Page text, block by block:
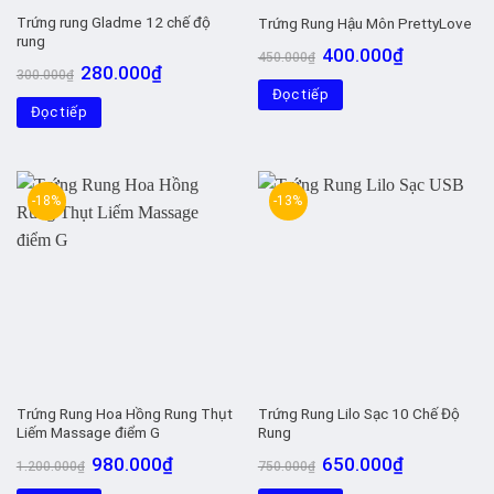
Trứng rung Gladme 12 chế độ
rung
300.000₫ Giá
gốc
là:
300.000₫.
280.000₫Giá
Đọc tiếp
Trứng Rung Hậu Môn PrettyLove
450.000₫ Giá
gốc
là:
450.000₫.
400.000₫Giá
Đọc tiếp
-18%
Trứng Rung Hoa Hồng Rung Thụt
Liếm Massage điểm G
1.200.000₫ Giá
gốc
là:
980.000₫Giá
-13%
Trứng Rung Lilo Sạc 10 Chế Độ
Rung
750.000₫ Giá
gốc
là:
650.000₫Giá